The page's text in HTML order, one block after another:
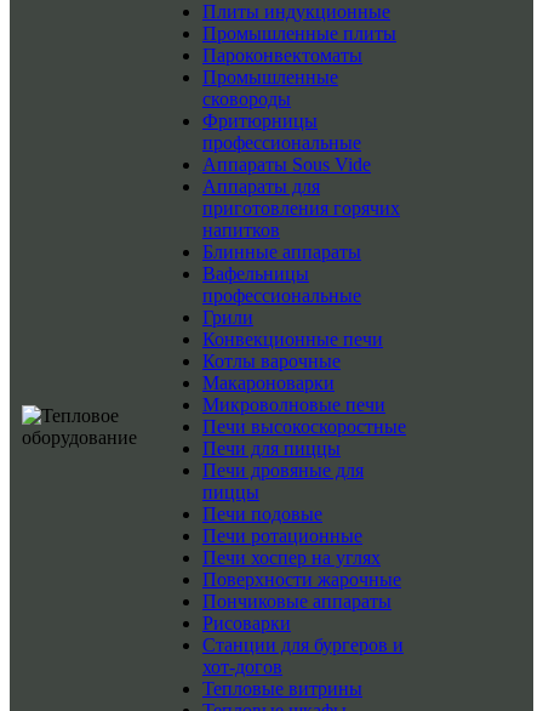
Плиты индукционные
Промышленные плиты
Пароконвектоматы
Промышленные
сковороды
Фритюрницы
профессиональные
Аппараты Sous Vide
Аппараты для
приготовления горячих
напитков
Блинные аппараты
Вафельницы
профессиональные
Грили
Конвекционные печи
Котлы варочные
Макароноварки
Микроволновые печи
Печи высокоскоростные
Печи для пиццы
Печи дровяные для
пиццы
Печи подовые
Печи ротационные
Печи хоспер на углях
Поверхности жарочные
Пончиковые аппараты
Рисоварки
Станции для бургеров и
хот-догов
Тепловые витрины